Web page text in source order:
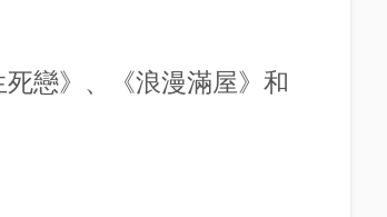
戀》、《浪漫滿屋》和